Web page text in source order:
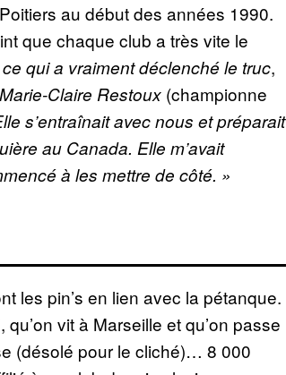
au début des années 1990.
que chaque club a très vite le
qui a vraiment déclenché le truc,
Claire Restoux (championne
s’entraînait avec nous et préparait
au Canada. Elle m’avait
à les mettre de côté. »
les pin’s en lien avec la pétanque.
vit à Marseille et qu’on passe
(désolé pour le cliché)… 8 000